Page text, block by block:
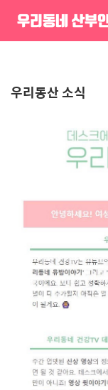
우리동네 산부
서비
우리동산 소식